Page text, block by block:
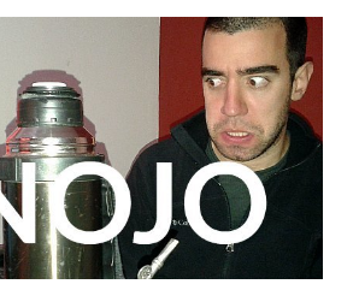
LA
MEDITACIÓN
Y
EL
MINDFULNESS